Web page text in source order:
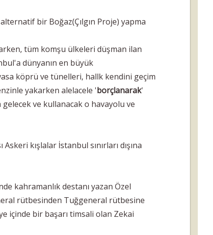
bir Boğaz(Çılgın Proje) yapma
tüm komşu ülkeleri düşman ilan
dünyanın en büyük
köprü ve tünelleri, hallk kendini geçim
yakarken alelacele 'borçlanarak'
ve kullanacak o havayolu ve
kışlalar İstanbul sınırları dışına
kahramanlık destanı yazan Özel
rütbesinden Tuğgeneral rütbesine
içinde bir başarı timsali olan Zekai